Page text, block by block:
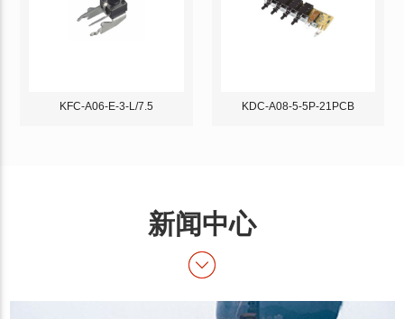
KFC-A06-E-3-L/7.5 KDC-A08-5-5P-21PCB
新闻中心